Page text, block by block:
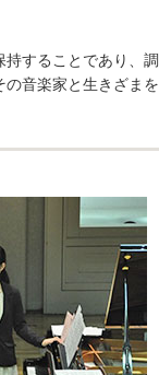
することであり、調
音楽家と生きざまを